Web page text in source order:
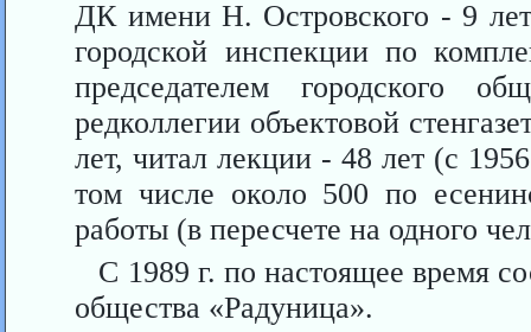
ДК имени Н. Островского - 9
городской инспекции по
председателем городского
редколлегии объектовой
лет, читал лекции - 48 лет (с
том числе около 500 по
работы (в пересчете на одного
С 1989 г. по настоящее время
общества «Радуница».